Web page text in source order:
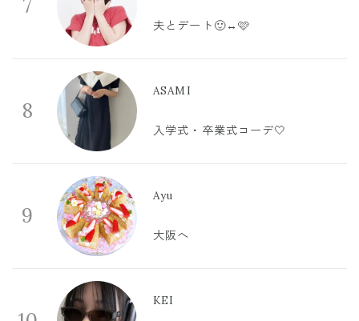
7
夫とデート🙂‍↔️🩷
8
ASAMI
入学式・卒業式コーデ🤍
9
Ayu
大阪へ
KEI